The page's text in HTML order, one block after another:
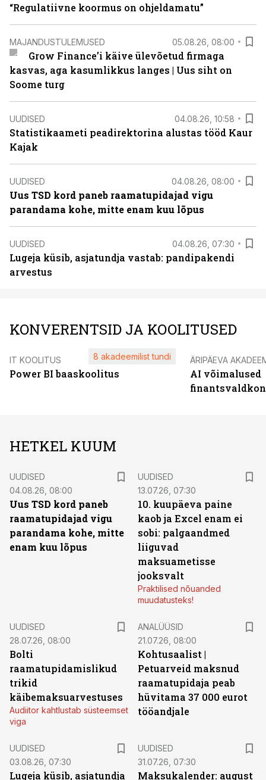
“Regulatiivne koormus on ohjeldamatu”
MAJANDUSTULEMUSED 05.08.26, 08:00
Grow Finance’i käive ülevõetud firmaga
kasvas, aga kasumlikkus langes | Uus siht on
Soome turg
UUDISED 04.08.26, 10:58
Statistikaameti peadirektorina alustas tööd Kaur
Kajak
UUDISED 04.08.26, 08:00
Uus TSD kord paneb raamatupidajad vigu
parandama kohe, mitte enam kuu lõpus
UUDISED 04.08.26, 07:30
Lugeja küsib, asjatundja vastab: pandipakendi
arvestus
KONVERENTSID JA KOOLITUSED
IT KOOLITUS
Power BI baaskoolitus
8 akadeemilist tundi ÄRIPÄEVA
AI võimalused
HETKEL KUUM
UUDISED
04.08.26, 08:00
Uus TSD kord paneb
raamatupidajad vigu
parandama kohe, mitte
enam kuu lõpus
UUDISED
13.07.26, 07:30
10. kuupäeva paine
kaob ja Excel enam ei
sobi: palgaandmed
liiguvad
maksuametisse
jooksvalt
Praktilised nõuanded
muudatusteks!
UUDISED
28.07.26, 08:00
Bolti
raamatupidamislikud
trikid
käibemaksuarvestuses
Audiitor kahtlustab süsteemset
viga
ANALÜÜSID
21.07.26, 08:00
Kohtusaalist |
Petuarveid maksnud
raamatupidaja peab
hüvitama 37 000 eurot
tööandjale
UUDISED
03.08.26, 07:30
Lugeja küsib, asjatundja
UUDISED
31.07.26, 07:30
Maksukalender: august